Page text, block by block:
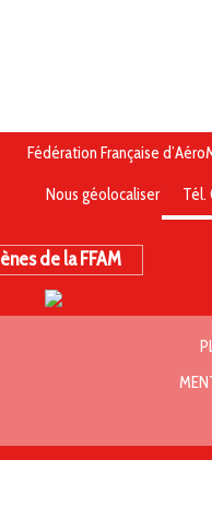
Fédération Française
Nous géolocaliser
de la FFAM